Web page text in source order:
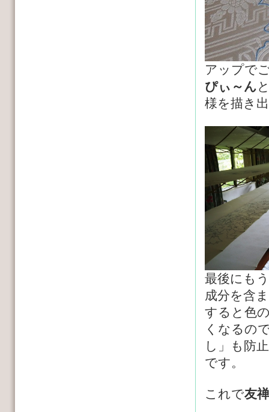
アップで
ぴぃ～ん
様を描き
最後にも
成分を含
すると色
くなるの
し」も防
です。
これで友